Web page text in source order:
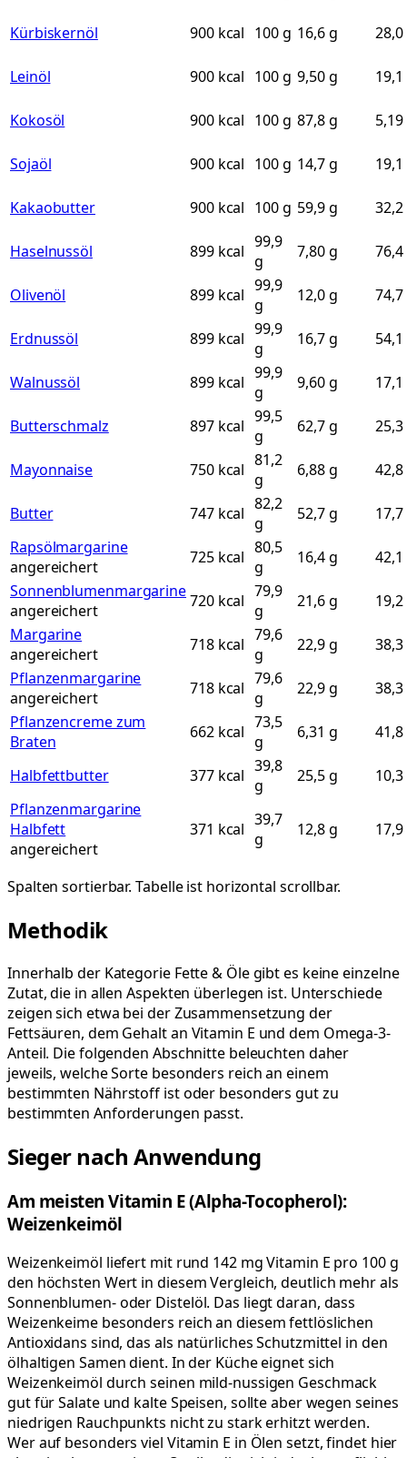
Kürbiskernöl 900 kcal 100 g 16,6 g 28,0
Leinöl 900 kcal 100 g 9,50 g
Kokosöl 900 kcal 100 g 87,8 g
Sojaöl 900 kcal 100 g 14,7 g
Kakaobutter 900 kcal 100 g 59,9 g 32,2
Haselnussöl 899 kcal 99,9
g
7,80 g 76,4
Olivenöl 899 kcal 99,9
g
12,0 g 74,7
Erdnussöl 899 kcal 99,9
g
16,7 g
Walnussöl 899 kcal 99,9
g
9,60 g
Butterschmalz 897 kcal 99,5
g
62,7 g 25,3
Mayonnaise 750 kcal 81,2
g
6,88 g 42,8
Butter 747 kcal 82,2
g
52,7 g
Rapsölmargarine
angereichert
725 kcal 80,5
g
16,4 g
42,1
Sonnenblumenmargarine
angereichert
720 kcal 79,9
g
21,6 g
Margarine
angereichert
718 kcal 79,6
g
22,9 g
38,3
Pflanzenmargarine
angereichert
718 kcal 79,6
g
22,9 g
38,3
Pflanzencreme zum
Braten
662 kcal 73,5
g
6,31 g 41,8
Halbfettbutter 377 kcal 39,8
g
25,5 g
Pflanzenmargarine
Halbfett
angereichert
371 kcal 39,7
g
12,8 g
Spalten sortierbar. Tabelle ist horizontal scrollbar.
Methodik
Innerhalb der Kategorie Fette & Öle gibt es keine einzelne
Zutat, die in allen Aspekten überlegen ist. Unterschiede
zeigen sich etwa bei der Zusammensetzung der
Fettsäuren, dem Gehalt an Vitamin E und dem Omega-3-
Anteil. Die folgenden Abschnitte beleuchten daher
jeweils, welche Sorte besonders reich an einem
bestimmten Nährstoff ist oder besonders gut zu
bestimmten Anforderungen passt.
Sieger nach Anwendung
Am meisten Vitamin E (Alpha-Tocopherol):
Weizenkeimöl
Weizenkeimöl liefert mit rund 142 mg Vitamin E pro 100 g
den höchsten Wert in diesem Vergleich, deutlich mehr als
Sonnenblumen- oder Distelöl. Das liegt daran, dass
Weizenkeime besonders reich an diesem fettlöslichen
Antioxidans sind, das als natürliches Schutzmittel in den
ölhaltigen Samen dient. In der Küche eignet sich
Weizenkeimöl durch seinen mild-nussigen Geschmack
gut für Salate und kalte Speisen, sollte aber wegen seines
niedrigen Rauchpunkts nicht zu stark erhitzt werden.
Wer auf besonders viel Vitamin E in Ölen setzt, findet hier